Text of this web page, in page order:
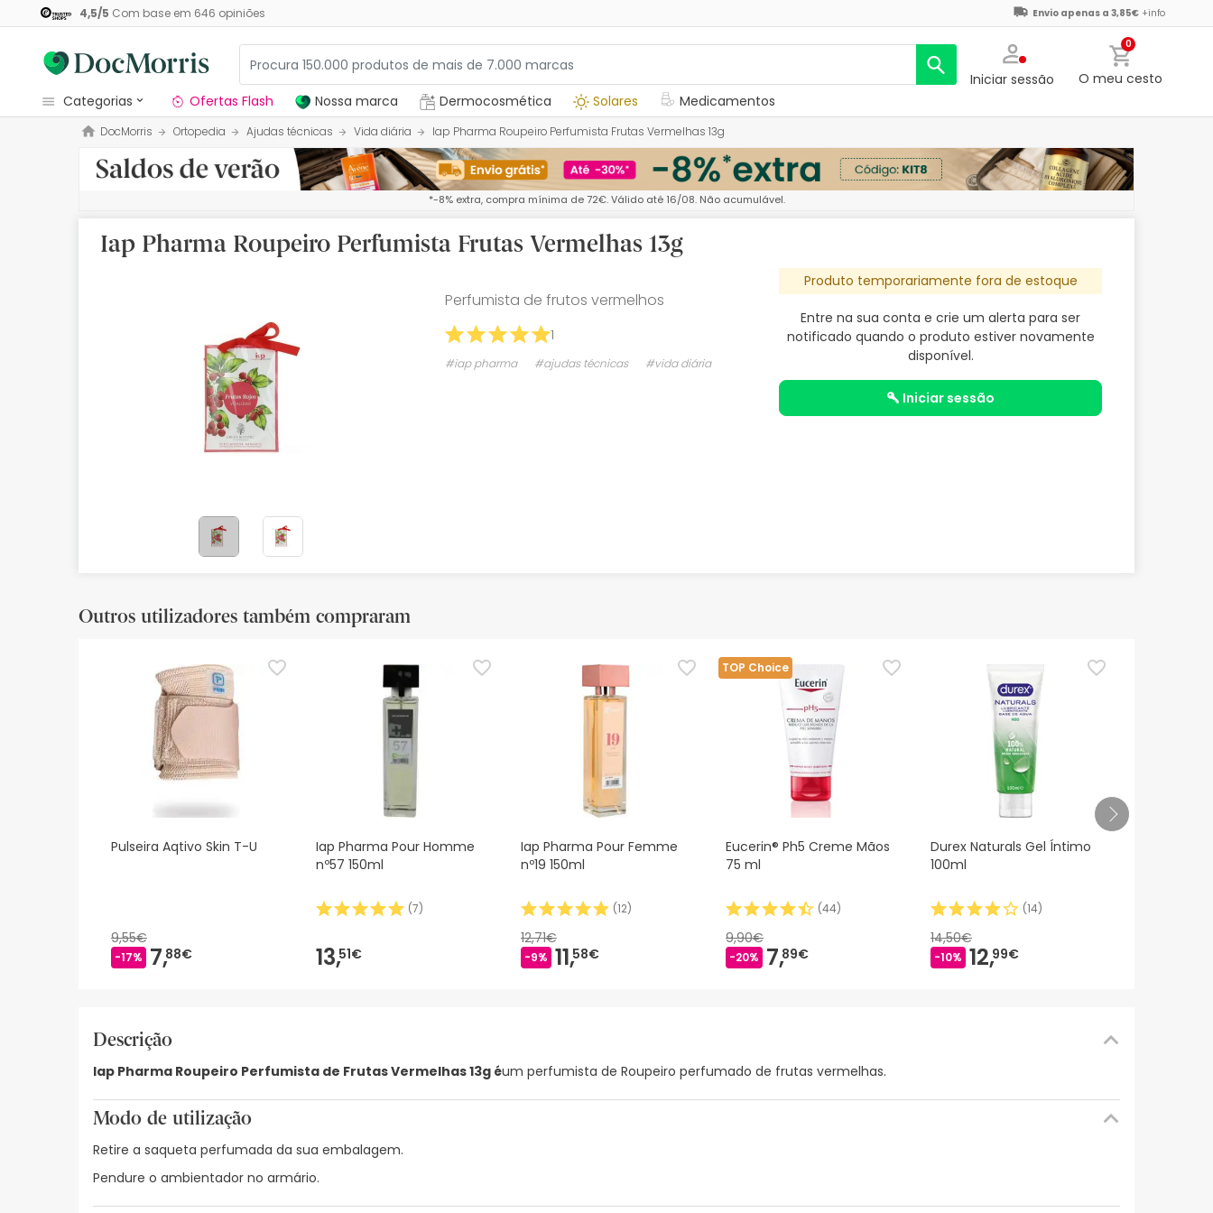
4,5/5 Com base em 646 opiniões Envio apenas a 3,85€ +info
Iniciar sessão
0
O meu cesto
categorias
Dermocosmetica
Nossa marca
Medicamentos
Promoções
Ofertas Flash Nossa marca Dermocosmética Solares Medicamentos
DocMorris Ortopedia Ajudas técnicas Vida diária Iap Pharma Roupeiro Perfumista Frutas Vermelhas 13g
*-8% extra, compra mínima de 72€. Válido até 16/08. Não acumulável.
Iap Pharma Roupeiro Perfumista Frutas Vermelhas 13g
Produto temporariamente fora de estoque
Entre na sua conta e crie um alerta para ser
notificado quando o produto estiver novamente
disponível.
iniciar sessão
Perfumista de frutos vermelhos
1
#iap pharma #ajudas técnicas #vida diária
Outros utilizadores também compraram
Pulseira Aqtivo Skin T-U
9,55€
-17% 7,88€
Iap Pharma Pour Homme
nº57 150ml
(7)
13,51€
Iap Pharma Pour Femme
nº19 150ml
(12)
12,71€
-9% 11,58€
TOP Choice
Eucerin® Ph5 Creme Mãos
75 ml
(44)
9,90€
-20% 7,89€
Durex Naturals Gel Íntimo
100ml
(14)
14,50€
-10% 12,99€
Descrição
Iap Pharma Roupeiro Perfumista de Frutas Vermelhas 13g éum perfumista de Roupeiro perfumado de frutas vermelhas.
Modo de utilização
Retire a saqueta perfumada da sua embalagem.
Pendure o ambientador no armário.